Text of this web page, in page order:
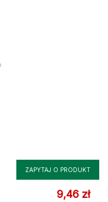
ZAPYTAJ O PRODUKT
9,46 zł